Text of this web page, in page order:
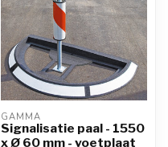
GAMMA
Signalisatie paal - 1550
x Ø 60 mm - voetplaat